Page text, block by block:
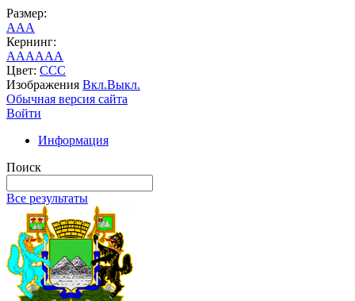
Размер:
AAA
Кернинг:
AAAAAA
Цвет: CCC
Изображения Вкл.Выкл.
Обычная версия сайта
Войти
Информация
Поиск
Все результаты